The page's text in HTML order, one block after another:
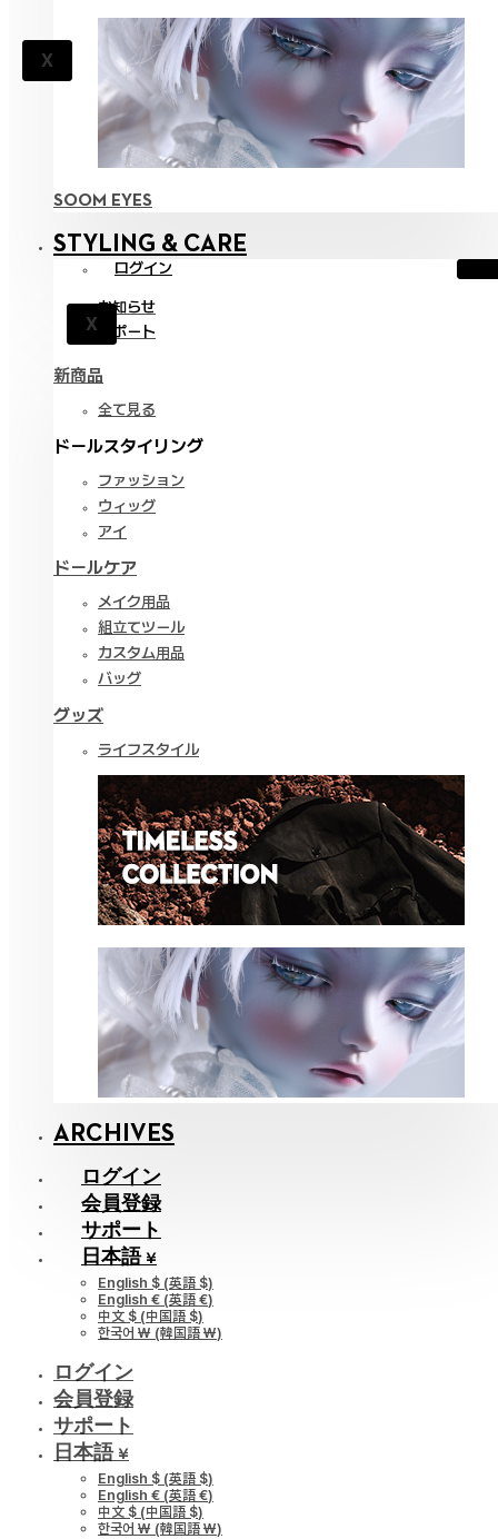
X
SOOM EYES
STYLING & CARE
ログイン
X
お知らせ
サポート
新商品
全て見る
ドールスタイリング
ファッション
ウィッグ
アイ
ドールケア
メイク用品
組立てツール
カスタム用品
バッグ
グッズ
ライフスタイル
ARCHIVES
ログイン
会員登録
サポート
日本語 ¥
English $ (英語 $)
English € (英語 €)
中文 $ (中国語 $)
한국어 ￦ (韓国語 ￦)
ログイン
会員登録
サポート
日本語 ¥
English $ (英語 $)
English € (英語 €)
中文 $ (中国語 $)
한국어 ￦ (韓国語 ￦)